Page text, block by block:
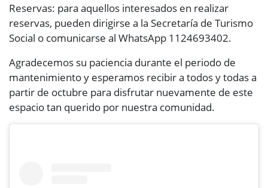
Reservas: para aquellos interesados ​​en realizar
reservas, pueden dirigirse a la Secretaría de Turismo
Social o comunicarse al WhatsApp 1124693402.
Agradecemos su paciencia durante el periodo de
mantenimiento y esperamos recibir a todos y todas a
partir de octubre para disfrutar nuevamente de este
espacio tan querido por nuestra comunidad.